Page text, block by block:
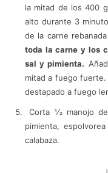
la mitad de los 400
alto durante 3
de la carne
toda la carne y los
sal y pimienta.
mitad a fuego fuerte.
destapado a fuego
Corta 1⁄2 manojo
pimienta,
calabaza.